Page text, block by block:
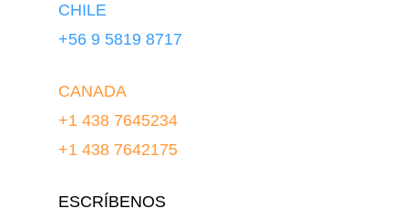
CHILE
+56 9 5819 8717
CANADA
+1 438 7645234
+1 438 7642175
ESCRÍBENOS